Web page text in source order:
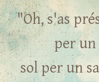
"Oh, s'as
per un
sol per un